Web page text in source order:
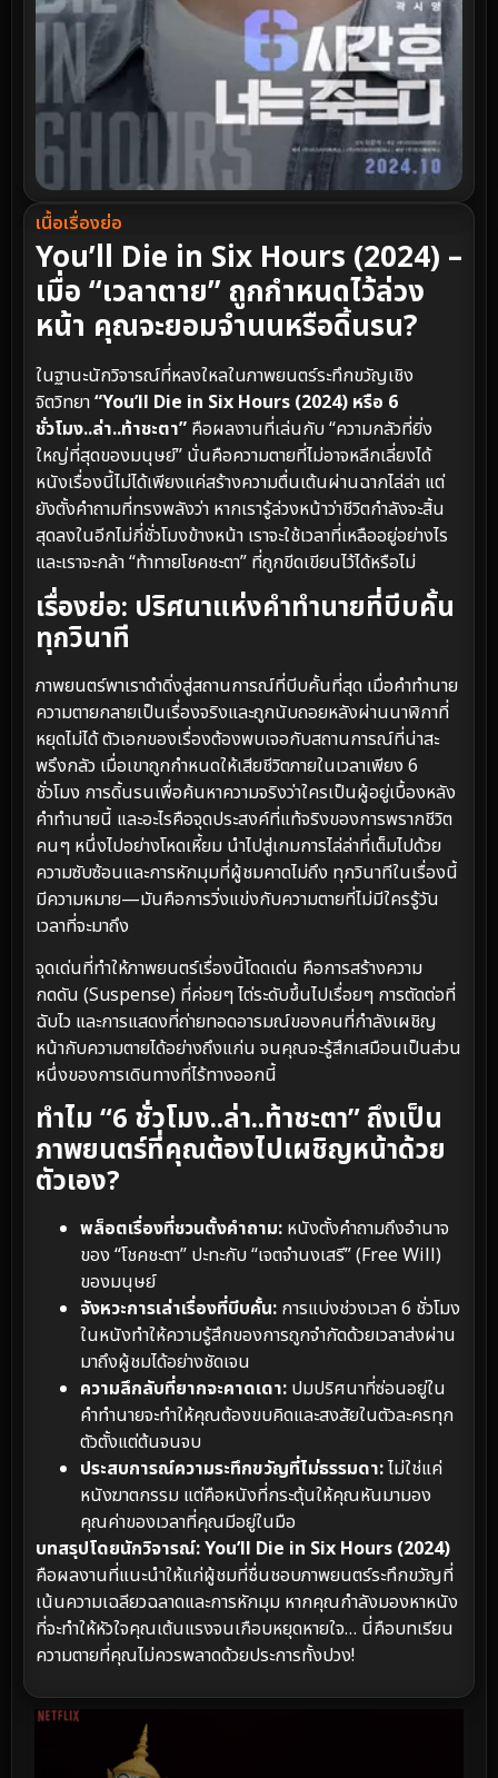
เนื้อเรื่องย่อ
You’ll Die in Six Hours (2024) –
เมื่อ “เวลาตาย” ถูกกำหนดไว้ล่วง
หน้า คุณจะยอมจำนนหรือดิ้นรน?
ในฐานะนักวิจารณ์ที่หลงใหลในภาพยนตร์ระทึกขวัญเชิง
จิตวิทยา“You’ll Die in Six Hours (2024) หรือ 6
ชั่วโมง..ล่า..ท้าชะตา” คือผลงานที่เล่นกับ “ความกลัวที่ยิ่ง
ใหญ่ที่สุดของมนุษย์” นั่นคือความตายที่ไม่อาจหลีกเลี่ยงได้
หนังเรื่องนี้ไม่ได้เพียงแค่สร้างความตื่นเต้นผ่านฉากไล่ล่า แต่
ยังตั้งคำถามที่ทรงพลังว่า หากเรารู้ล่วงหน้าว่าชีวิตกำลังจะสิ้น
สุดลงในอีกไม่กี่ชั่วโมงข้างหน้า เราจะใช้เวลาที่เหลืออยู่อย่างไร
และเราจะกล้า “ท้าทายโชคชะตา” ที่ถูกขีดเขียนไว้ได้หรือไม่
เรื่องย่อ: ปริศนาแห่งคำทำนายที่บีบคั้น
ทุกวินาที
ภาพยนตร์พาเราดำดิ่งสู่สถานการณ์ที่บีบคั้นที่สุด เมื่อคำทำนาย
ความตายกลายเป็นเรื่องจริงและถูกนับถอยหลังผ่านนาฬิกาที่
หยุดไม่ได้ ตัวเอกของเรื่องต้องพบเจอกับสถานการณ์ที่น่าสะ
พรึงกลัว เมื่อเขาถูกกำหนดให้เสียชีวิตภายในเวลาเพียง 6
ชั่วโมง การดิ้นรนเพื่อค้นหาความจริงว่าใครเป็นผู้อยู่เบื้องหลัง
คำทำนายนี้ และอะไรคือจุดประสงค์ที่แท้จริงของการพรากชีวิต
คนๆ หนึ่งไปอย่างโหดเหี้ยม นำไปสู่เกมการไล่ล่าที่เต็มไปด้วย
ความซับซ้อนและการหักมุมที่ผู้ชมคาดไม่ถึง ทุกวินาทีในเรื่องนี้
มีความหมาย—มันคือการวิ่งแข่งกับความตายที่ไม่มีใครรู้วัน
เวลาที่จะมาถึง
จุดเด่นที่ทำให้ภาพยนตร์เรื่องนี้โดดเด่น คือการสร้างความ
กดดัน (Suspense) ที่ค่อยๆ ไต่ระดับขึ้นไปเรื่อยๆ การตัดต่อที่
ฉับไว และการแสดงที่ถ่ายทอดอารมณ์ของคนที่กำลังเผชิญ
หน้ากับความตายได้อย่างถึงแก่น จนคุณจะรู้สึกเสมือนเป็นส่วน
หนึ่งของการเดินทางที่ไร้ทางออกนี้
ทำไม “6 ชั่วโมง..ล่า..ท้าชะตา” ถึงเป็น
ภาพยนตร์ที่คุณต้องไปเผชิญหน้าด้วย
ตัวเอง?
พล็อตเรื่องที่ชวนตั้งคำถาม: หนังตั้งคำถามถึงอำนาจ
ของ “โชคชะตา” ปะทะกับ “เจตจำนงเสรี” (Free Will)
ของมนุษย์
จังหวะการเล่าเรื่องที่บีบคั้น: การแบ่งช่วงเวลา 6 ชั่วโมง
ในหนังทำให้ความรู้สึกของการถูกจำกัดด้วยเวลาส่งผ่าน
มาถึงผู้ชมได้อย่างชัดเจน
ความลึกลับที่ยากจะคาดเดา: ปมปริศนาที่ซ่อนอยู่ใน
คำทำนายจะทำให้คุณต้องขบคิดและสงสัยในตัวละครทุก
ตัวตั้งแต่ต้นจนจบ
ประสบการณ์ความระทึกขวัญที่ไม่ธรรมดา:ไม่ใช่แค่
หนังฆาตกรรม แต่คือหนังที่กระตุ้นให้คุณหันมามอง
คุณค่าของเวลาที่คุณมีอยู่ในมือ
บทสรุปโดยนักวิจารณ์:You’ll Die in Six Hours (2024)
คือผลงานที่แนะนำให้แก่ผู้ชมที่ชื่นชอบภาพยนตร์ระทึกขวัญที่
เน้นความเฉลียวฉลาดและการหักมุม หากคุณกำลังมองหาหนัง
ที่จะทำให้หัวใจคุณเต้นแรงจนเกือบหยุดหายใจ… นี่คือบทเรียน
ความตายที่คุณไม่ควรพลาดด้วยประการทั้งปวง!